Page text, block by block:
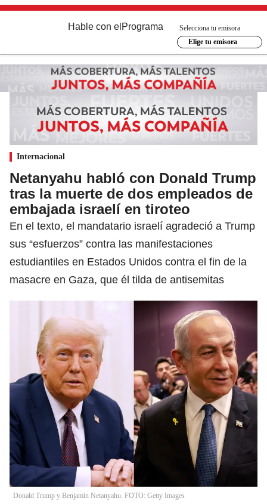
Hable con el Programa
Selecciona tu emisora
Elige tu emisora
Internacional
Netanyahu habló con Donald Trump
tras la muerte de dos empleados de
embajada israelí en tiroteo
En el texto, el mandatario israelí agradeció a Trump
sus “esfuerzos” contra las manifestaciones
estudiantiles en Estados Unidos contra el fin de la
masacre en Gaza, que él tilda de antisemitas
Donald Trump y Benjamín Netanyahu. FOTO: Getty Images